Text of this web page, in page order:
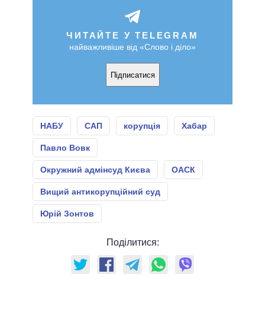
ЧИТАЙТЕ У TELEGRAM
найважливіше від «Слово і діло»
Підписатися
НАБУ САП корупція Хабар
Павло Вовк
Окружний адмінсуд Києва ОАСК
Вищий антикорупційний суд
Юрій Зонтов
Поділитися: